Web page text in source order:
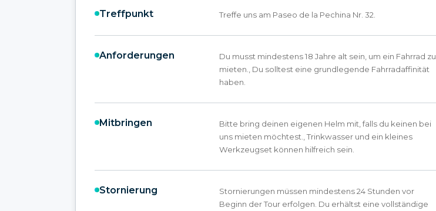
Treffpunkt Treffe uns am Paseo de la Pechina Nr. 32.
Anforderungen
Du musst mindestens 18 Jahre alt sein, um ein Fahrrad zu
mieten., Du solltest eine grundlegende Fahrradaffinität
haben.
Mitbringen
Bitte bring deinen eigenen Helm mit, falls du keinen bei
uns mieten möchtest., Trinkwasser und ein kleines
Werkzeugset können hilfreich sein.
Stornierung
Stornierungen müssen mindestens 24 Stunden vor
Beginn der Tour erfolgen. Du erhältst eine vollständige